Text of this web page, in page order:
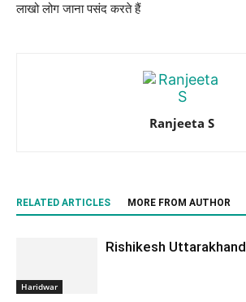
लाखो लोग जाना पसंद करते हैं
Ranjeeta S
RELATED ARTICLES MORE FROM AUTHOR
Haridwar
Rishikesh Uttarakhand